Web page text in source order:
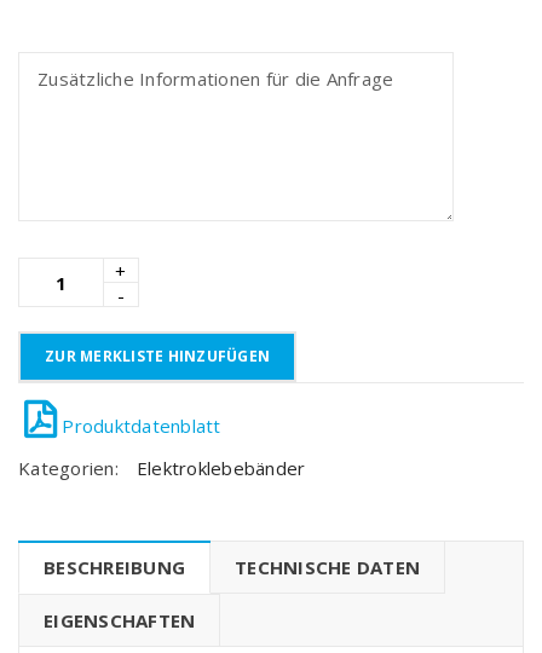
ZUR MERKLISTE HINZUFÜGEN
Kategorien: Elektroklebebänder
BESCHREIBUNG TECHNISCHE DATEN
EIGENSCHAFTEN